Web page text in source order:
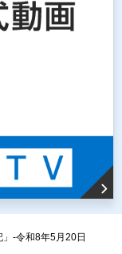
-令和8年5月20日